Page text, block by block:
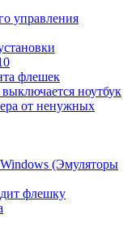
управления
флешек
ноутбук
от ненужных
(Эмуляторы
флешку